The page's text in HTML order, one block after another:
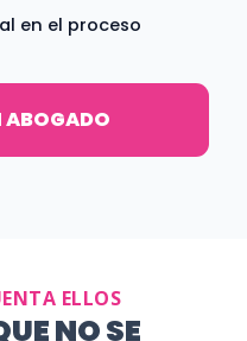
en el proceso
ABOGADO
ELLOS
NO SE